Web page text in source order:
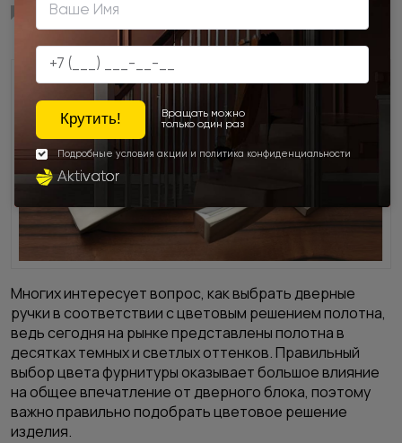
Выбираем дверные ручки под цвет
полотна
Многих интересует вопрос, как выбрать дверные
ручки в соответствии с цветовым решением полотна,
ведь сегодня на рынке представлены полотна в
десятках темных и светлых оттенков. Правильный
выбор цвета фурнитуры оказывает большое влияние
на общее впечатление от дверного блока, поэтому
важно правильно подобрать цветовое решение
изделия.